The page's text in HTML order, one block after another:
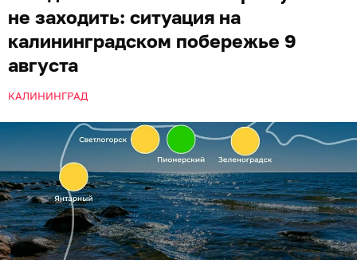
не заходить: ситуация на
калининградском побережье 9
августа
КАЛИНИНГРАД